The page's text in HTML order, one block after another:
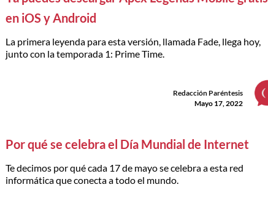
en iOS y Android
La primera leyenda para esta versión, llamada Fade, llega hoy,
junto con la temporada 1: Prime Time.
Redacción Paréntesis
Mayo 17, 2022
Por qué se celebra el Día Mundial de Internet
Te decimos por qué cada 17 de mayo se celebra a esta red
informática que conecta a todo el mundo.